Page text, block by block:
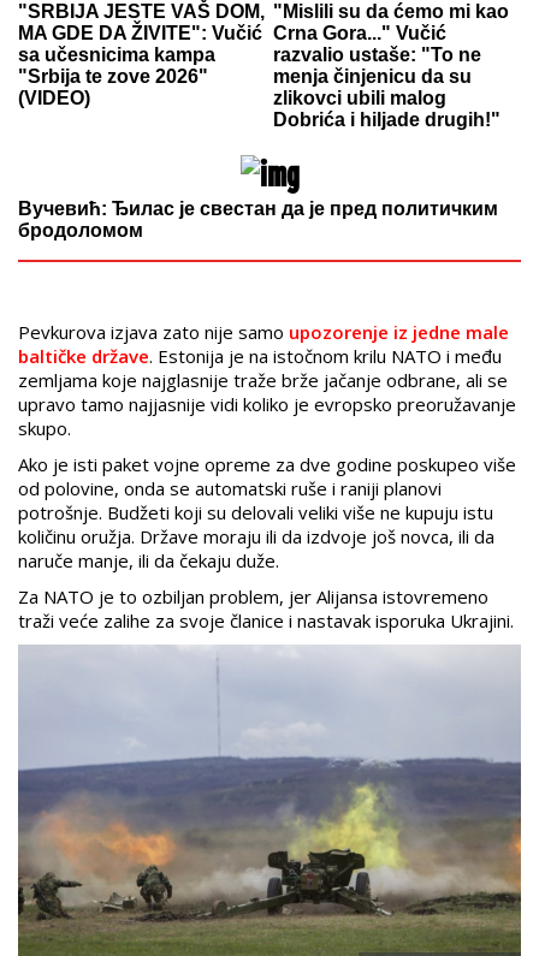
"SRBIJA JESTE VAŠ DOM,
MA GDE DA ŽIVITE": Vučić
sa učesnicima kampa
"Srbija te zove 2026"
(VIDEO)
"Mislili su da ćemo mi kao
Crna Gora..." Vučić
razvalio ustaše: "To ne
menja činjenicu da su
zlikovci ubili malog
Dobrića i hiljade drugih!"
Вучевић: Ђилас је свестан да је пред политичким
бродоломом
Pevkurova izjava zato nije samo upozorenje iz jedne male
baltičke države. Estonija je na istočnom krilu NATO i među
zemljama koje najglasnije traže brže jačanje odbrane, ali se
upravo tamo najjasnije vidi koliko je evropsko preoružavanje
skupo.
Ako je isti paket vojne opreme za dve godine poskupeo više
od polovine, onda se automatski ruše i raniji planovi
potrošnje. Budžeti koji su delovali veliki više ne kupuju istu
količinu oružja. Države moraju ili da izdvoje još novca, ili da
naruče manje, ili da čekaju duže.
Za NATO je to ozbiljan problem, jer Alijansa istovremeno
traži veće zalihe za svoje članice i nastavak isporuka Ukrajini.